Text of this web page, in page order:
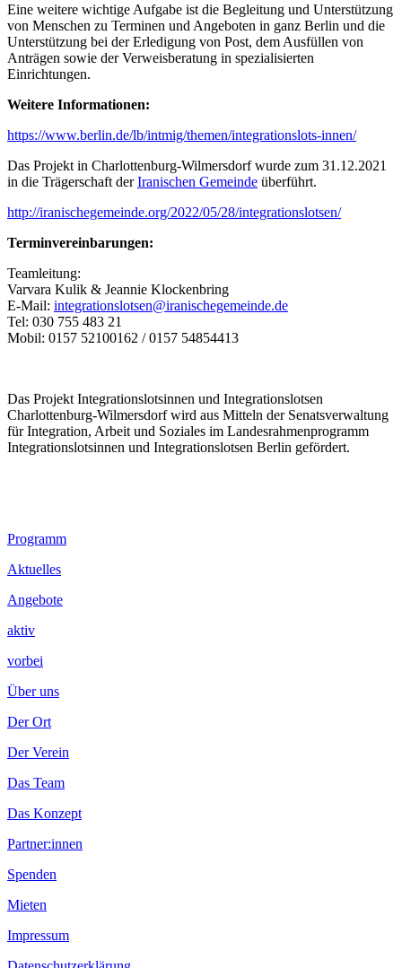
Eine weitere wichtige Aufgabe ist die Begleitung und Unterstützung
von Menschen zu Terminen und Angeboten in ganz Berlin und die
Unterstützung bei der Erledigung von Post, dem Ausfüllen von
Anträgen sowie der Verweisberatung in spezialisierten
Einrichtungen.
Weitere Informationen:
https://www.berlin.de/lb/intmig/themen/integrationslots-innen/
Das Projekt in Charlottenburg-Wilmersdorf wurde zum 31.12.2021
in die Trägerschaft derIranischen Gemeinde überführt.
http://iranischegemeinde.org/2022/05/28/integrationslotsen/
Terminvereinbarungen:
Teamleitung:
Varvara Kulik & Jeannie Klockenbring
E-Mail: integrationslotsen@iranischegemeinde.de
Tel: 030 755 483 21
Mobil: 0157 52100162 / 0157 54854413
Das Projekt Integrationslotsinnen und Integrationslotsen
Charlottenburg-Wilmersdorf wird aus Mitteln der Senatsverwaltung
für Integration, Arbeit und Soziales im Landesrahmenprogramm
Integrationslotsinnen und Integrationslotsen Berlin gefördert.
Footer
Inhalt
Programm
Aktuelles
Angebote
aktiv
vorbei
Über uns
Der Ort
Der Verein
Das Team
Das Konzept
Partner:innen
Spenden
Mieten
Impressum